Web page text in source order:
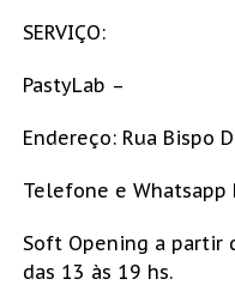
SERVIÇO:
PastyLab –
Endereço: Rua Bispo
Telefone e Whatsapp
Soft Opening a partir
das 13 às 19 hs.